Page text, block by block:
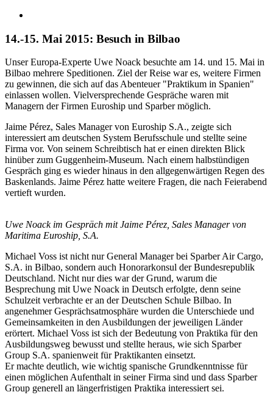
14.-15. Mai 2015: Besuch in Bilbao
Unser Europa-Experte Uwe Noack besuchte am 14. und 15. Mai in
Bilbao mehrere Speditionen. Ziel der Reise war es, weitere Firmen
zu gewinnen, die sich auf das Abenteuer "Praktikum in Spanien"
einlassen wollen. Vielversprechende Gespräche waren mit
Managern der Firmen Euroship und Sparber möglich.
Jaime Pérez, Sales Manager von Euroship S.A., zeigte sich
interessiert am deutschen System Berufsschule und stellte seine
Firma vor. Von seinem Schreibtisch hat er einen direkten Blick
hinüber zum Guggenheim-Museum. Nach einem halbstündigen
Gespräch ging es wieder hinaus in den allgegenwärtigen Regen des
Baskenlands. Jaime Pérez hatte weitere Fragen, die nach Feierabend
vertieft wurden.
Uwe Noack im Gespräch mit Jaime Pérez, Sales Manager von
Maritima Euroship, S.A.
Michael Voss ist nicht nur General Manager bei Sparber Air Cargo,
S.A. in Bilbao, sondern auch Honorarkonsul der Bundesrepublik
Deutschland. Nicht nur dies war der Grund, warum die
Besprechung mit Uwe Noack in Deutsch erfolgte, denn seine
Schulzeit verbrachte er an der Deutschen Schule Bilbao. In
angenehmer Gesprächsatmosphäre wurden die Unterschiede und
Gemeinsamkeiten in den Ausbildungen der jeweiligen Länder
erörtert. Michael Voss ist sich der Bedeutung von Praktika für den
Ausbildungsweg bewusst und stellte heraus, wie sich Sparber
Group S.A. spanienweit für Praktikanten einsetzt.
Er machte deutlich, wie wichtig spanische Grundkenntnisse für
einen möglichen Aufenthalt in seiner Firma sind und dass Sparber
Group generell an längerfristigen Praktika interessiert sei.